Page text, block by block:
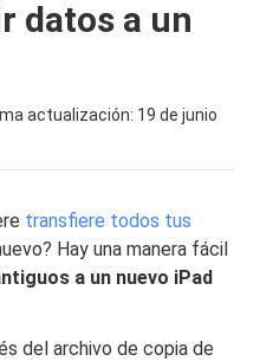
datos a un
actualización: 19 de junio
transfiere todos tus
Hay una manera fácil
a un nuevo iPad
del archivo de copia de